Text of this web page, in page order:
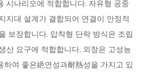
시나리오에 적합합니다. 자유형 공중
지대 설계가 결합되어 연결이 안정적
보장합니다. 압착형 단락 방식은 조립
산 요구에 적합합니다. 외장은 고성능
하여 좋은絶연성과耐熱성을 가지고 있